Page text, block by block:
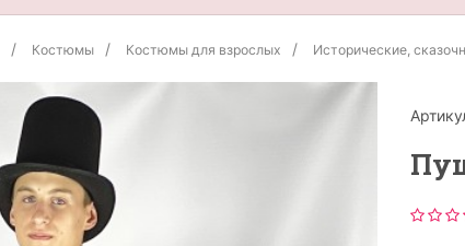
Костюмы Костюмы для взрослых Исторические,